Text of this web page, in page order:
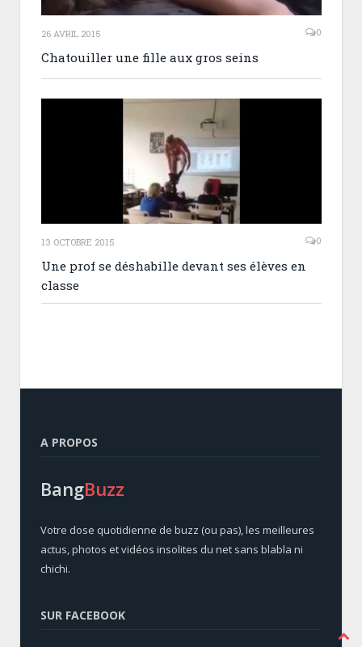
26 AVRIL 2015 0
Chatouiller une fille aux gros seins
13 OCTOBRE 2015 0
Une prof se déshabille devant ses élèves en
classe
A PROPOS
BangBuzz
Votre dose quotidienne de buzz (ou pas), les meilleures
actus, photos et vidéos insolites du net sans blabla ni
chichi.
SUR FACEBOOK